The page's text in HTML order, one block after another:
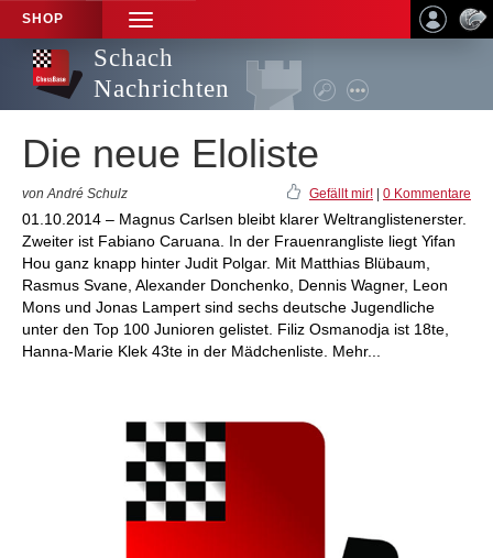
SHOP
TOGGLE
NAVIGATION
Schach
Nachrichten
Die neue Eloliste
von André Schulz Gefällt mir! 0 Kommentare
01.10.2014 – Magnus Carlsen bleibt klarer Weltranglistenerster.
Zweiter ist Fabiano Caruana. In der Frauenrangliste liegt Yifan
Hou ganz knapp hinter Judit Polgar. Mit Matthias Blübaum,
Rasmus Svane, Alexander Donchenko, Dennis Wagner, Leon
Mons und Jonas Lampert sind sechs deutsche Jugendliche
unter den Top 100 Junioren gelistet. Filiz Osmanodja ist 18te,
Hanna-Marie Klek 43te in der Mädchenliste. Mehr...